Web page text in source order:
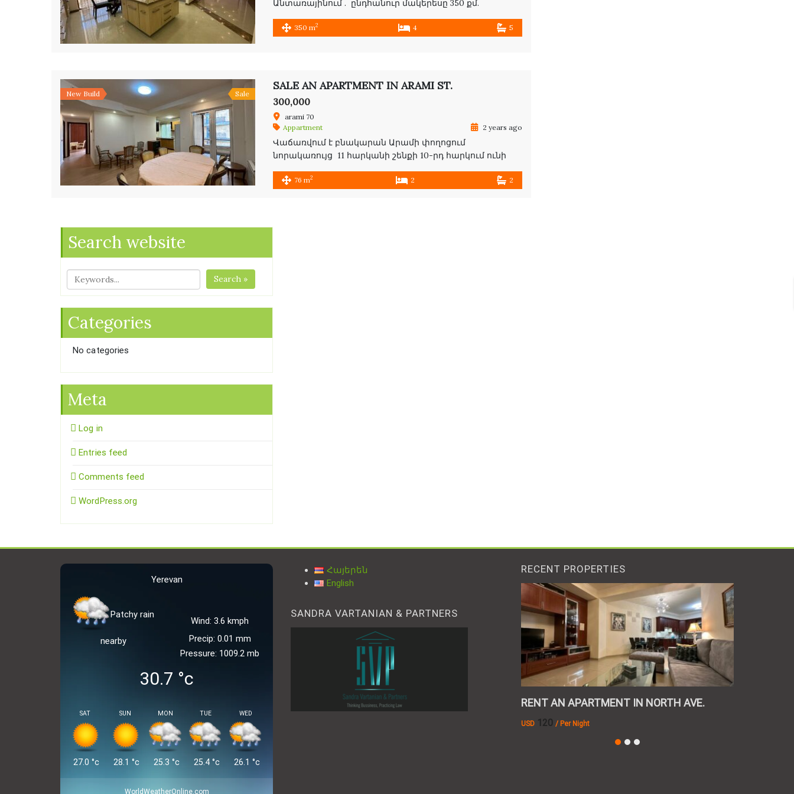
Անտառայինում . ընդհանուր մակերեսը 350 քմ.
պատշկամբ , 4 ննջասենյակ, 4 ննջասենյակ , 5
350 m2 4 5
New Build Sale
SALE AN APARTMENT IN ARAMI ST.
300,000
arami 70
Appartment
2 years ago
Վաճառվում է բնակարան Արամի փողոցում
նորակառույց 11 հարկանի շենքի 10-րդ հարկում ունի
ք.մ 2 bedrooms apartment for sale in Arami st , Yerevan
76 m2 2 2
Search website
Search »
Categories
No categories
Meta
Log in
Entries feed
Comments feed
WordPress.org
Yerevan
Patchy rain
nearby
Wind: 3.6 kmph
Precip: 0.01 mm
Pressure: 1009.2 mb
30.7 °c
SAT
27.0 °c
SUN
28.1 °c
MON
25.3 °c
TUE
25.4°c
WED
26.1 °c
WorldWeatherOnline.com
Հայերեն
English
SANDRA VARTANIAN & PARTNERS
RECENT PROPERTIES
260,000 / per month
SALE A PENT HOUSE IN VERIN ANTARAYIN RENT AN APARTMENT IN NORTH AVE.
USD 120 / Per Night